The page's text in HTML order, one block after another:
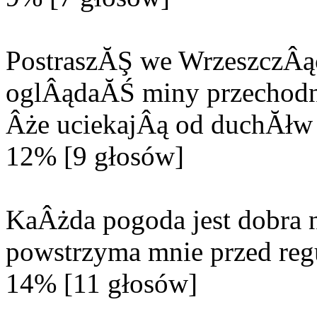
PostraszĂŞ we
oglÂądaĂŚ miny
Âże uciekajÂą od
12% [9 głosów]
KaÂżda pogoda jest
powstrzyma mnie przed
14% [11 głosów]